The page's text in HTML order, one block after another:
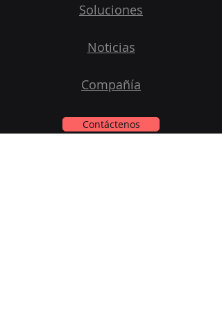
Soluciones
Noticias
Compañía
Contáctenos